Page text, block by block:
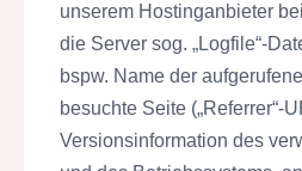
unserem Hostinganbieter
die Server sog. „Logfile“-
bspw. Name der
besuchte Seite („Referrer“-
Versionsinformation des